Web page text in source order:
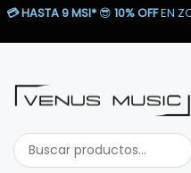
Saltar
💳HASTA 9 MSI* 😎 10% OFFEN
Buscar
productos...